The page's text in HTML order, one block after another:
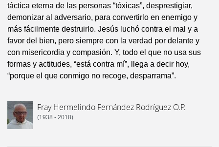
táctica eterna de las personas “tóxicas”, desprestigiar,
demonizar al adversario, para convertirlo en enemigo y
más fácilmente destruirlo. Jesús luchó contra el mal y a
favor del bien, pero siempre con la verdad por delante y
con misericordia y compasión. Y, todo el que no usa sus
formas y actitudes, “está contra mí”, llega a decir hoy,
“porque el que conmigo no recoge, desparrama”.
Fray Hermelindo Fernández Rodríguez O.P.
(1938 - 2018)